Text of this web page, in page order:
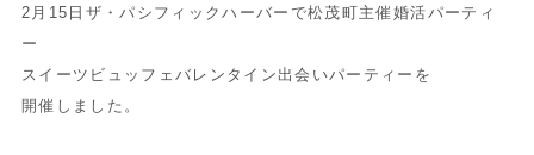
2月15日ザ・パシフィックハーバーで松茂町主催婚活パーティ
ー
スイーツビュッフェバレンタイン出会いパーティーを
開催しました。